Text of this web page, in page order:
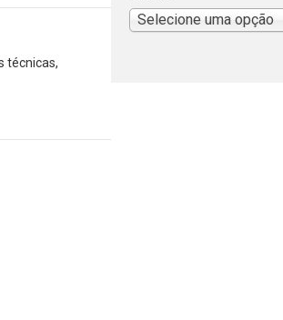
Selecione uma opção
técnicas,